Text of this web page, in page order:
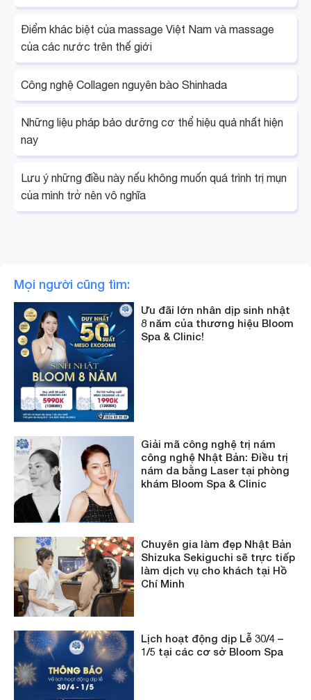
Điểm khác biệt của massage Việt Nam và massage
của các nước trên thế giới
Công nghệ Collagen nguyên bào Shinhada
Những liệu pháp bảo dưỡng cơ thể hiệu quả nhất hiện
nay
Lưu ý những điều này nếu không muốn quá trình trị mụn
của mình trở nên vô nghĩa
Mọi người cũng tìm:
Ưu đãi lớn nhân dịp sinh nhật
8 năm của thương hiệu Bloom
Spa & Clinic!
Giải mã công nghệ trị nám
công nghệ Nhật Bản: Điều trị
nám da bằng Laser tại phòng
khám Bloom Spa & Clinic
Chuyên gia làm đẹp Nhật Bản
Shizuka Sekiguchi sẽ trực tiếp
làm dịch vụ cho khách tại Hồ
Chí Minh
Lịch hoạt động dịp Lễ 30/4 –
1/5 tại các cơ sở Bloom Spa